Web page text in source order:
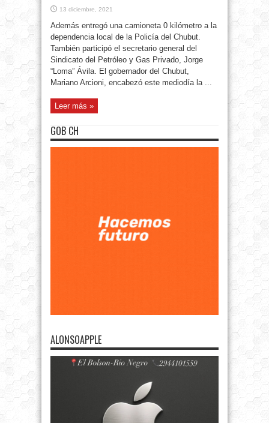
13 diciembre, 2021
Además entregó una camioneta 0 kilómetro a la
dependencia local de la Policía del Chubut.
También participó el secretario general del
Sindicato del Petróleo y Gas Privado, Jorge
“Loma” Ávila. El gobernador del Chubut,
Mariano Arcioni, encabezó este mediodía la ...
Leer más »
GOB CH
ALONSOAPPLE